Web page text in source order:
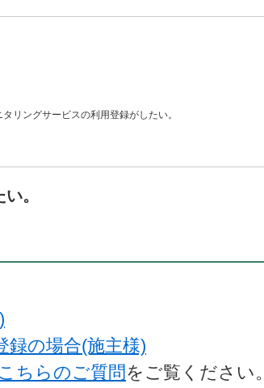
リングサービスの利用登録がしたい。
。
の場合(施主様)
こちらのご質問 をご覧ください。